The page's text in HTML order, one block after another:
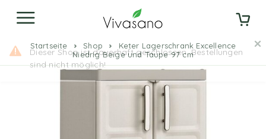
Startseite Shop
Keter Lagerschrank Excellence
Niedrig Beige und Taupe 97 cm